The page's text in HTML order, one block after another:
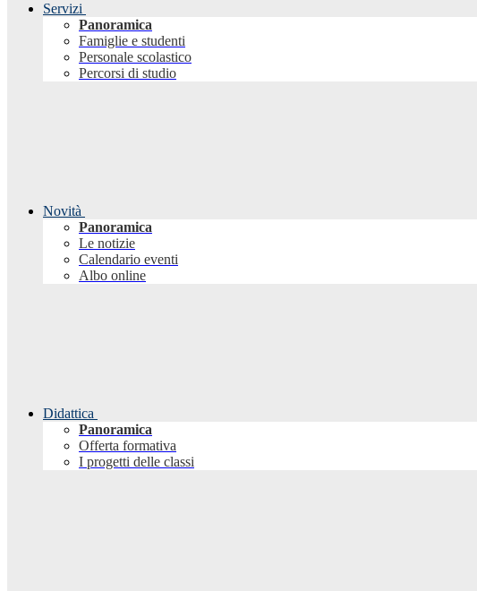
Servizi
Panoramica
Famiglie e studenti
Personale scolastico
Percorsi di studio
Novità
Panoramica
Le notizie
Calendario eventi
Albo online
Didattica
Panoramica
Offerta formativa
I progetti delle classi